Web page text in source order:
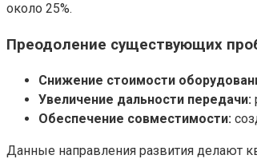
около 25%.
Преодоление существующих
Снижение стоимости
Увеличение дальности передачи:
Обеспечение совместимости:
Данные направления развития делают